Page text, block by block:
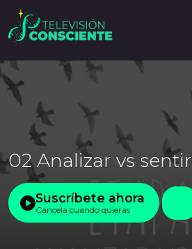
02 Analizar vs sentir
Suscríbete ahora
Cancela cuando quieras